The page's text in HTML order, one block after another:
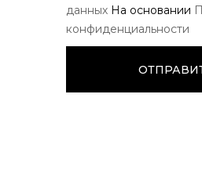
данных На основании
конфиденциальности